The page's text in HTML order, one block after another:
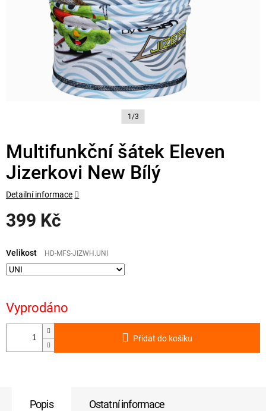
1/3
Multifunkční šátek Eleven
Jizerkovi New Bílý
399 Kč
cena:
Vyprodáno
Velikost HD-MFS-JIZWH.UNI
Přidat do košíku
Detailní informace
Popis Ostatní informace